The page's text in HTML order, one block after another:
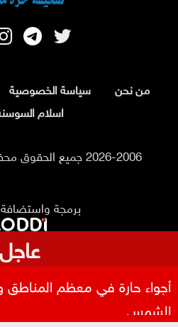
من نحن سياسة الخصوصية
اسلام
2026-2006 جميع الحقوق محفوظة لموقع السوسنة
برمجة
عاجل
أجواء حارة في معظم
الشمس